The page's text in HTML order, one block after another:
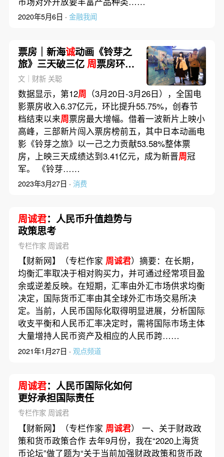
2020年5月6日 · 金融我闻
票房｜新海诚动画《铃芽之
旅》三天破三亿周票房环比
增55%
文｜财新 关聪
数据显示，第12周 （3月20日-3月26日），全国电
影票房收入6.37亿元，环比提升55.75%，创春节
档结束以来周票房最大增幅。借着一波新片上映小
高峰，三部新片闯入票房榜前五，其中日本动画电
影《铃芽之旅》以一己之力贡献53.58%整体票
房，上映三天成绩达到3.41亿元，成为新晋周冠
军。 《铃芽……
2023年3月27日 · 消费
周诚君：人民币升值趋势与
政策思考
专栏作家 周诚君
【财新网】（专栏作家 周诚君）摘要：在长期，
均衡汇率取决于相对购买力，并可通过经常项目盈
余或逆差反映。在短期，汇率由外汇市场供求均衡
决定，国际货币汇率由其全球外汇市场交易所决
定。当前，人民币国际化取得明显进展，分析国际
收支平衡和人民币汇率决定时，需将国际市场主体
大量增持人民币资产及相应的人民币跨……
2021年1月27日 · 观点频道
周诚君：人民币国际化如何
更好承担国际责任
专栏作家 周诚君
【财新网】（专栏作家 周诚君） 一、关于财政政
策和货币政策合作 去年9月份，我在“2020上海货
币论坛”做了题为“关于当前加强财政政策和货币政